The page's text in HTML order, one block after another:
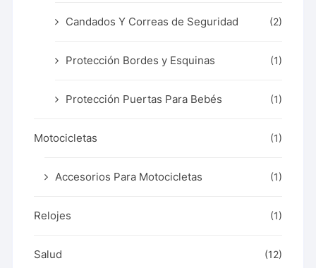
Candados Y Correas de Seguridad (2)
Protección Bordes y Esquinas (1)
Protección Puertas Para Bebés (1)
Motocicletas (1)
Accesorios Para Motocicletas (1)
Relojes (1)
Salud (12)